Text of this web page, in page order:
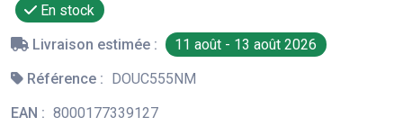
En stock
Livraison estimée :
11 août - 13 août 2026
Référence : DOUC555NM
EAN : 8000177339127